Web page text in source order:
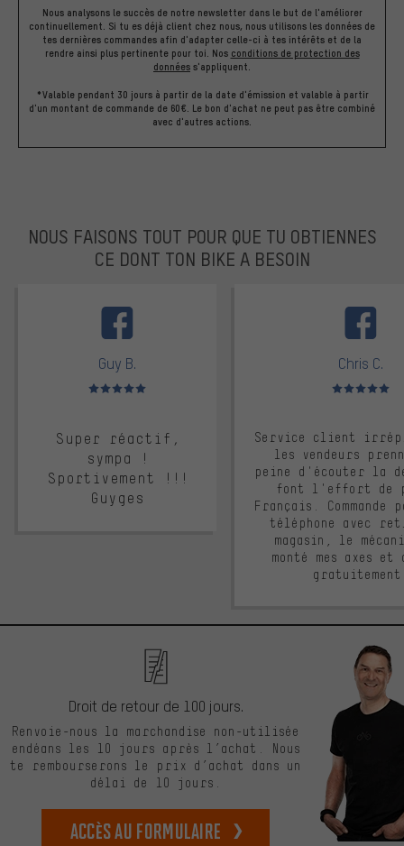
Nous analysons le succès de notre newsletter dans le but de l'améliorer
continuellement. Si tu es déjà client chez nous, nous utilisons les données de
tes dernières commandes afin d'adapter celle-ci à tes intérêts et de la
rendre ainsi plus pertinente pour toi. Nos conditions de protection des
données s'appliquent.
*Valable pendant 30 jours à partir de la date d'émission et valable à partir
d'un montant de commande de 60€. Le bon d'achat ne peut pas être combiné
avec d'autres actions.
NOUS FAISONS TOUT POUR QUE TU OBTIENNES
CE DONT TON BIKE A BESOIN
Guy B.
Note moyenne : 5 sur 5
Super réactif,
sympa !
Sportivement !!!
Guyges
Chris C.
Note moyenne :
Service client
les vendeurs
peine d'écouter la
font l'effort de
Français. Commande
téléphone avec
magasin, le
monté mes axes et
Droit de retour de 100 jours.
Renvoie-nous la marchandise non-utilisée
endéans les 10 jours après l’achat. Nous
te rembourserons le prix d’achat dans un
délai de 10 jours.
Accès au formulaire